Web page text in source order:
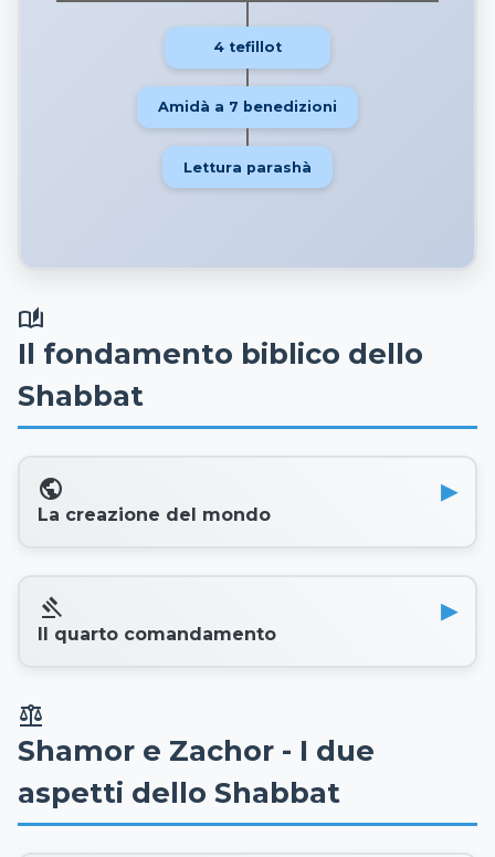
4 tefillot
Amidà a 7 benedizioni
Lettura parashà
auto_stories
Il fondamento biblico dello
Shabbat
public
La creazione del mondo
gavel
Il quarto comandamento
balance
Shamor e Zachor - I due
aspetti dello Shabbat